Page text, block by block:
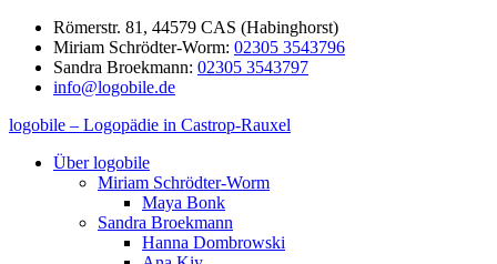
Zum
Inhalt
springen
Römerstr. 81, 44579 CAS (Habinghorst)
Miriam Schrödter-Worm: 02305 3543796
Sandra Broekmann: 02305 3543797
info@logobile.de
logobile – Logopädie in Castrop-Rauxel
logobile
logopädische
Praxisgemeinschaft
Über logobile
Miriam Schrödter-Worm
Maya Bonk
Sandra Broekmann
Hanna Dombrowski